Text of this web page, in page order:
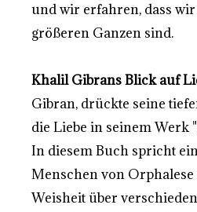
und wir erfahren, dass wir
größeren Ganzen sind.
Khalil Gibrans Blick auf
Gibran, drückte seine
die Liebe in seinem Werk
In diesem Buch spricht
Menschen von
Weisheit über